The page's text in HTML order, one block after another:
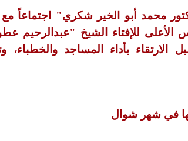
محمد أبو الخير شكري" اجتماعاً
للإفتاء الشيخ "عبدالرحيم
الارتقاء بأداء المساجد
في شهر شوال